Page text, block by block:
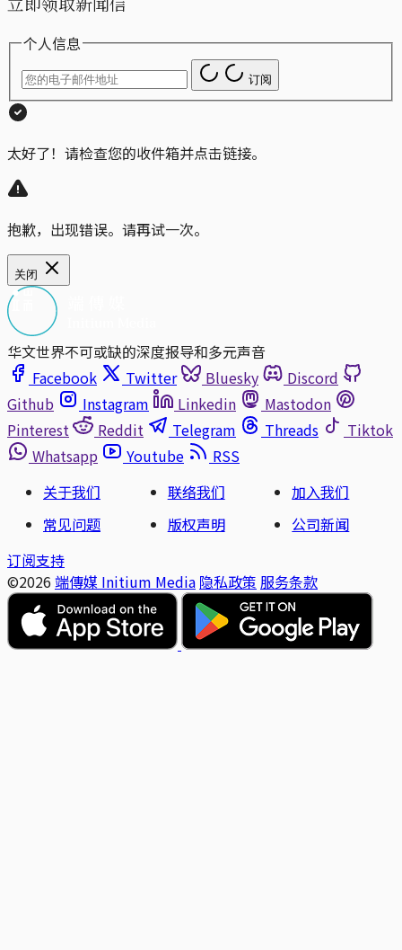
个人信息
订阅
太好了！请检查您的收件箱并点击链接。
抱歉，出现错误。请再试一次。
关闭
华文世界不可或缺的深度报导和多元声音
Facebook
Twitter Bluesky
Discord
Github
Instagram Linkedin
Mastodon
Pinterest
Reddit Telegram Threads
Tiktok
Whatsapp
Youtube
RSS
关于我们
联络我们
加入我们
常见问题
版权声明
公司新闻
订阅支持
©2026 端傳媒 Initium Media 隐私政策 服务条款